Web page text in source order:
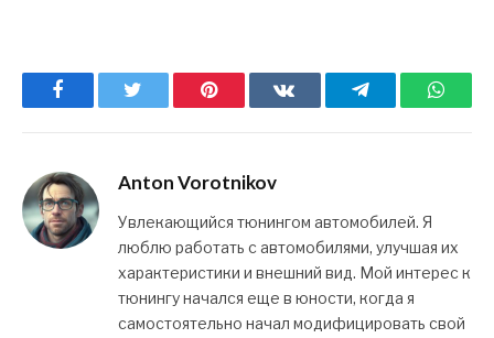
Facebook Pinterest ВКонтактеTelegram
Anton Vorotnikov
Увлекающийся тюнингом автомобилей. Я
люблю работать с автомобилями, улучшая их
характеристики и внешний вид. Мой интерес к
тюнингу начался еще в юности, когда я
самостоятельно начал модифицировать свой